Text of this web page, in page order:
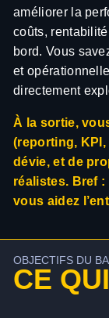
améliorer la
coûts,
bord. Vous
et
directement
À la sortie,
(reporting,
dévie, et de
réalistes. Bref
vous aidez
OBJECTIFS DU
CE